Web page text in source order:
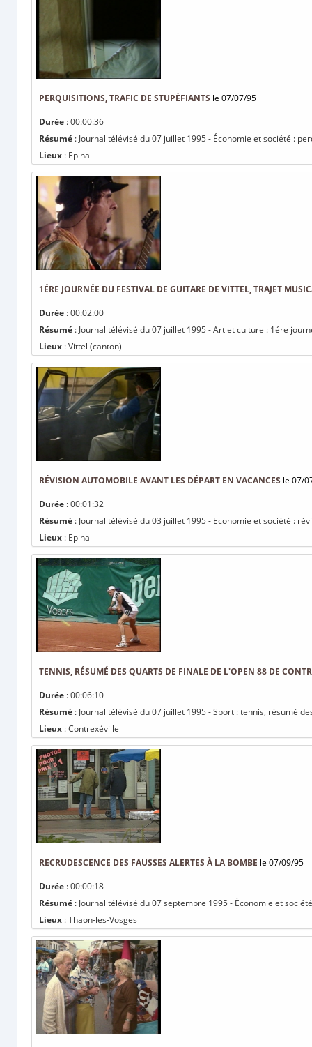
PERQUISITIONS, TRAFIC DE STUPÉFIANTS le 07/07/95
Durée : 00:00:36
Résumé : Journal télévisé du 07 juillet 1995 - Économie et société :
Lieux : Epinal
1ÉRE JOURNÉE DU FESTIVAL DE GUITARE DE VITTEL, TRAJET
Durée : 00:02:00
Résumé : Journal télévisé du 07 juillet 1995 - Art et culture : 1ére
Lieux : Vittel (canton)
RÉVISION AUTOMOBILE AVANT LES DÉPART EN VACANCES le 07/
Durée : 00:01:32
Résumé : Journal télévisé du 03 juillet 1995 - Economie et société :
Lieux : Epinal
TENNIS, RÉSUMÉ DES QUARTS DE FINALE DE L'OPEN 88 DE
Durée : 00:06:10
Résumé : Journal télévisé du 07 juillet 1995 - Sport : tennis, résumé
Lieux : Contrexéville
RECRUDESCENCE DES FAUSSES ALERTES À LA BOMBE le 07/09/95
Durée : 00:00:18
Résumé : Journal télévisé du 07 septembre 1995 - Économie et
Lieux : Thaon-les-Vosges